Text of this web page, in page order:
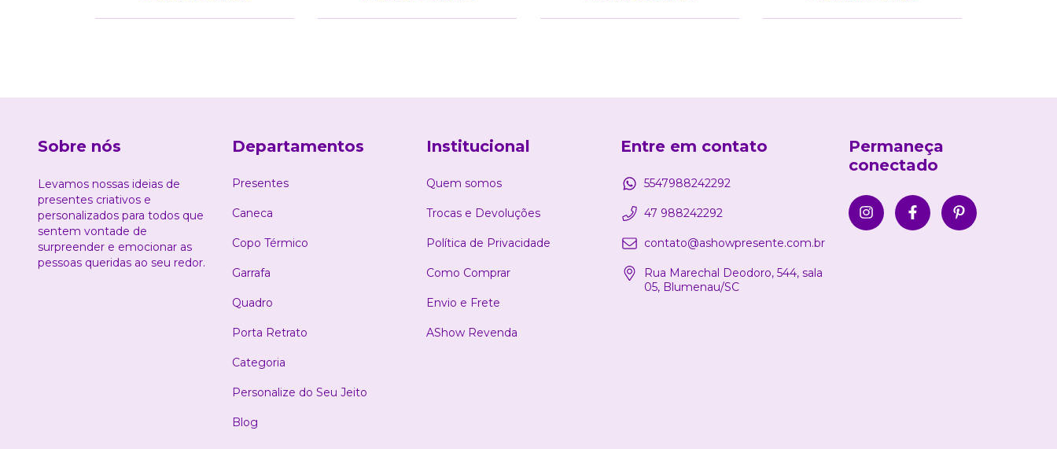
Sobre nós
Levamos nossas ideias de
presentes criativos e
personalizados para todos que
sentem vontade de
surpreender e emocionar as
pessoas queridas ao seu redor.
Departamentos
Presentes
Caneca
Copo Térmico
Garrafa
Quadro
Porta Retrato
Categoria
Personalize do Seu Jeito
Blog
Institucional
Quem somos
Trocas e Devoluções
Política de Privacidade
Como Comprar
Envio e Frete
AShow Revenda
Entre em contato
5547988242292
47 988242292
contato@ashowpresente.com.br
Rua Marechal Deodoro, 544, sala
05, Blumenau/SC
Permaneça
conectado